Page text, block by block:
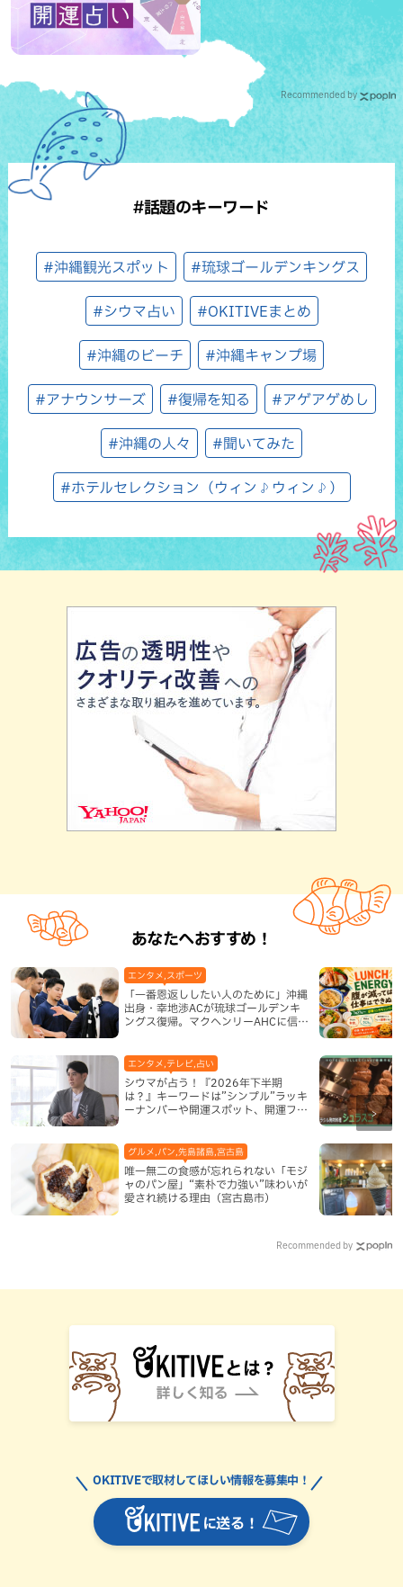
Recommended by
#話題のキーワード
#沖縄観光スポット #琉球ゴールデンキングス
#シウマ占い #OKITIVEまとめ
#沖縄のビーチ #沖縄キャンプ場
#アナウンサーズ #復帰を知る #アゲアゲめし
#沖縄の人々 #聞いてみた
#ホテルセレクション（ウィン♪ウィン♪）
あなたへおすすめ！
「一番恩返ししたい人のために」沖縄
出身・幸地渉ACが琉球ゴールデンキ
ングス復帰。マクヘンリーAHCに信頼
エンタメ,スポーツ
シウマが占う！『2026年下半期
は？』キーワードは”シンプル”ラッキ
ーナンバーや開運スポット、開運フー
エンタメ,テレビ,占い
唯一無二の食感が忘れられない「モジ
ャのパン屋」“素朴で力強い”味わいが
愛され続ける理由（宮古島市）
グルメ,パン,先島諸島,宮古島
Recommended by
に送る！
OKITIVEで取材してほしい情報を募集中！